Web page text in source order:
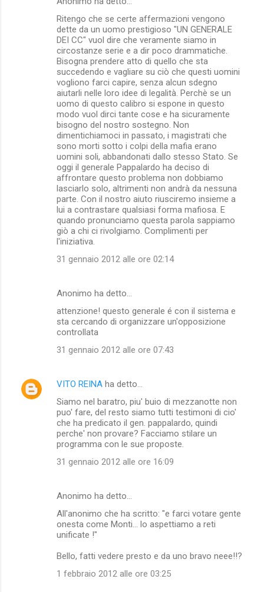
Ritengo che se certe affermazioni vengono
dette da un uomo prestigioso "UN GENERALE
DEI CC" vuol dire che veramente siamo in
circostanze serie e a dir poco drammatiche.
Bisogna prendere atto di quello che sta
succedendo e vagliare su ciò che questi uomini
vogliono farci capire, senza alcun sdegno
aiutarli nelle loro idee di legalità. Perchè se un
uomo di questo calibro si espone in questo
modo vuol dirci tante cose e ha sicuramente
bisogno del nostro sostegno. Non
dimentichiamoci in passato, i magistrati che
sono morti sotto i colpi della mafia erano
uomini soli, abbandonati dallo stesso Stato. Se
oggi il generale Pappalardo ha deciso di
affrontare questo problema non dobbiamo
lasciarlo solo, altrimenti non andrà da nessuna
parte. Con il nostro aiuto riusciremo insieme a
lui a contrastare qualsiasi forma mafiosa. E
quando pronunciamo questa parola sappiamo
giò a chi ci rivolgiamo. Complimenti per
l'iniziativa.
31 gennaio 2012 alle ore 02:14
Anonimo ha detto…
attenzione! questo generale é con il sistema e
sta cercando di organizzare un'opposizione
controllata
31 gennaio 2012 alle ore 07:43
VITO REINA ha detto…
Siamo nel baratro, piu' buio di mezzanotte non
puo' fare, del resto siamo tutti testimoni di cio'
che ha predicato il gen. pappalardo, quindi
perche' non provare? Facciamo stilare un
programma con le sue proposte.
31 gennaio 2012 alle ore 16:09
Anonimo ha detto…
All'anonimo che ha scritto: "e farci votare gente
onesta come Monti... lo aspettiamo a reti
unificate !"
Bello, fatti vedere presto e da uno bravo neee!!?
1 febbraio 2012 alle ore 03:25